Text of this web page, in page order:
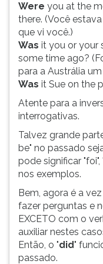
ouvir
essa
instrução
novamente.
Were you at the
there. (Você
que vi você.)
Was it you or your
some time ago?
para a Austrália
Was it Sue on the
Atente para a
interrogativas.
Talvez grande
be" no passado
pode significar
nos exemplos.
Bem, agora é a
fazer perguntas e
EXCETO com o
auxiliar nestes
Então, o "did"
passado.